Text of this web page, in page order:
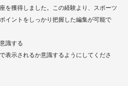
を獲得しました。この経験より、スポーツ
イントをしっかり把握した編集が可能で
識する
表示されるか意識するようにしてくださ